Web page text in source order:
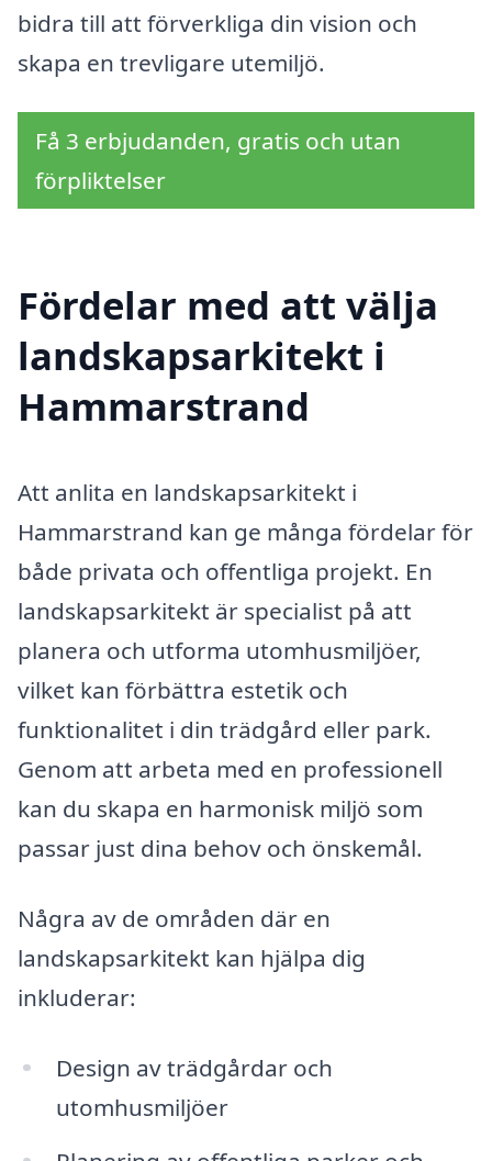
bidra till att förverkliga din vision och
skapa en trevligare utemiljö.
Få 3 erbjudanden, gratis och utan
förpliktelser
Fördelar med att välja
landskapsarkitekt i
Hammarstrand
Att anlita en landskapsarkitekt i
Hammarstrand kan ge många fördelar för
både privata och offentliga projekt. En
landskapsarkitekt är specialist på att
planera och utforma utomhusmiljöer,
vilket kan förbättra estetik och
funktionalitet i din trädgård eller park.
Genom att arbeta med en professionell
kan du skapa en harmonisk miljö som
passar just dina behov och önskemål.
Några av de områden där en
landskapsarkitekt kan hjälpa dig
inkluderar:
Design av trädgårdar och
utomhusmiljöer